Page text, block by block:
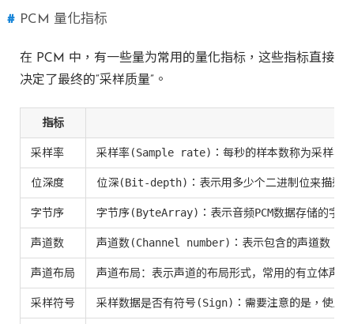
PCM 量化指标
在 PCM 中，有一些量为常用的量化指标，这些指标直接
决定了最终的“采样质量”。
指标
采样率 采样率(Sample rate)：每秒的样本数称为采样率
位深度 位深(Bit-depth)：表示用多少个二进制位来描述
字节序 字节序(ByteArray)：表示音频PCM数据存储的字
声道数 声道数(Channel number)：表示包含的声道数，
声道布局 声道布局：表示声道的布局形式，常用的有立体声
采样符号 采样数据是否有符号(Sign)：需要注意的是，使用